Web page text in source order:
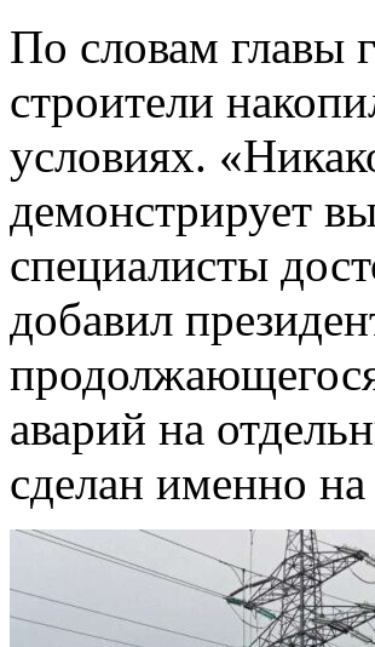
По словам главы
строители
условиях.
демонстрирует
специалисты
добавил
аварий на
сделан именно